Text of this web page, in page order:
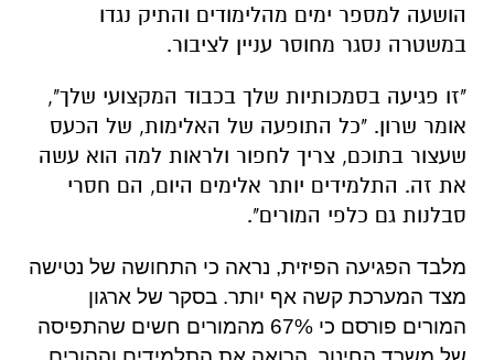
הושעה למספר ימים מהלימודים והתיק נגדו
במשטרה נסגר מחוסר עניין לציבור.
"זו פגיעה בסמכותיות שלך בכבוד המקצועי שלך",
אומר שרון. "כל התופעה של האלימות, של הכעס
שעצור בתוכם, צריך לחפור ולראות למה הוא עשה
את זה. התלמידים יותר אלימים היום, הם חסרי
סבלנות גם כלפי המורים".
מלבד הפגיעה הפיזית, נראה כי התחושה של נטישה
מצד המערכת קשה אף יותר. בסקר של ארגון
המורים פורסם כי 67% מהמורים חשים שהתפיסה